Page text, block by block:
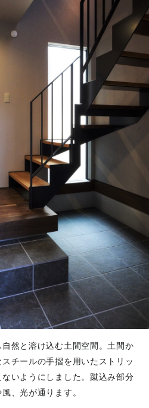
然と溶け込む土間空間。土間か
チールの手摺を用いたストリッ
いようにしました。蹴込み部分
、光が通ります。